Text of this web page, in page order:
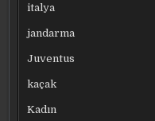
italya
jandarma
Juventus
kaçak
Kadın